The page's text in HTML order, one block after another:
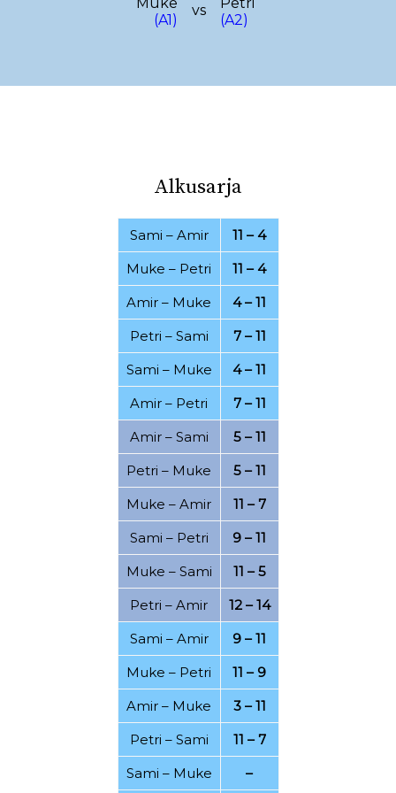
03.08.2022
30.07.2022
15.06.2022
25.04.2022
19.04.2022
11.04.2022
07.03.2022
28.02.2022
24.02.2022
21.02.2022
15.02.2022
08.02.2022
06.02.2022
17.01.2022
15.01.2022
12.12.2021
11.12.2021
08.12.2021
05.12.2021
04.12.2021
29.11.2021
28.11.2021
22.11.2021
18.11.2021
15.11.2021
14.11.2021
21.10.2021
19.10.2021
17.10.2021
16.10.2021
18.09.2021
09.09.2021
07.09.2021
04.09.2021
01.09.2021
31.08.2021
(A1)
vs
(A2)
Alkusarja
Sami – Amir
11 – 4
Muke – Petri
11 – 4
Amir – Muke
4 – 11
Petri – Sami
7 – 11
Sami – Muke
4 – 11
Amir – Petri
7 – 11
Amir– Sami
5 – 11
Petri – Muke
5 – 11
Muke – Amir
11 – 7
Sami – Petri
9 – 11
Muke – Sami
11 – 5
Petri – Amir
12 – 14
Sami – Amir
9 – 11
Muke – Petri
11 – 9
Amir – Muke
3 – 11
Petri – Sami
11 – 7
Sami – Muke –